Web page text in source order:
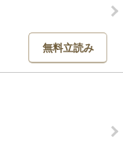
無料立読み